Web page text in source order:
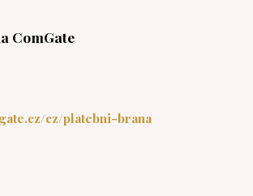
ComGate
cz/platebni-brana